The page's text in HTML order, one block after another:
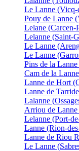
Le Lanne (Vicq-
Pouy de Lanne
Lelane (Carcen-
Lelanne (Saint-
Le Lanne
Le Lanne
Pins de la
Cam de la
Lanne de Hort
Lanne de
Lalanne
Arriou de
Lelanne (Port-
Lanne (Rion-
Lanne de Riou
Le Lanne